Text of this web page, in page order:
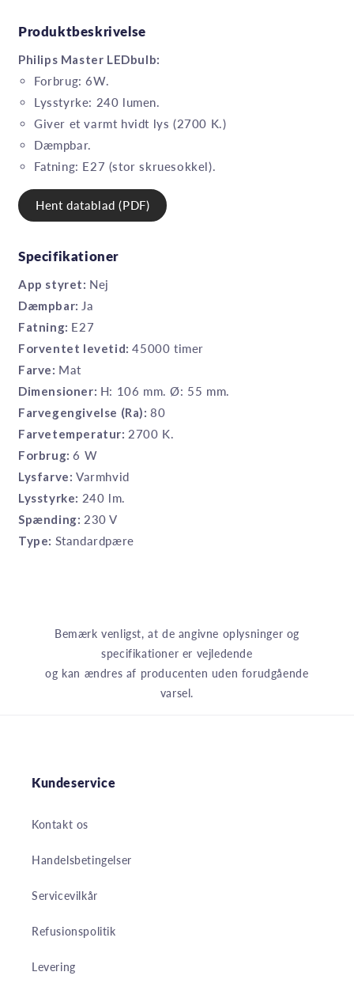
Produktbeskrivelse
Philips Master LEDbulb:
Forbrug: 6W.
Lysstyrke: 240 lumen.
Giver et varmt hvidt lys (2700 K.)
Dæmpbar.
Fatning: E27 (stor skruesokkel).
Hent datablad (PDF)
Specifikationer
App styret: Nej
Dæmpbar: Ja
Fatning: E27
Forventet levetid:45000 timer
Farve: Mat
Dimensioner: H: 106 mm. Ø: 55 mm.
Farvegengivelse (Ra):80
Farvetemperatur: 2700 K.
Forbrug:6 W
Lysfarve: Varmhvid
Lysstyrke: 240 lm.
Spænding: 230 V
Type: Standardpære
Bemærk venligst, at de angivne oplysninger og
specifikationer er vejledende
og kan ændres af producenten uden forudgående
varsel.
Kundeservice
Kontakt os
Handelsbetingelser
Servicevilkår
Refusionspolitik
Levering